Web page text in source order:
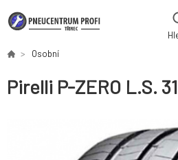
Osobní
Pirelli P-ZERO L.S.